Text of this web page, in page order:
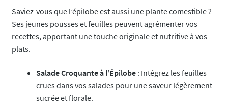
Saviez-vous que l’épilobe est aussi une plante comestible ?
Ses jeunes pousses et feuilles peuvent agrémenter vos
recettes, apportant une touche originale et nutritive à vos
plats.
Salade Croquante à l’Épilobe: Intégrez les feuilles
crues dans vos salades pour une saveur légèrement
sucrée et florale.